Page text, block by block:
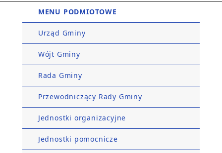
MENU PODMIOTOWE
Urząd Gminy
Wójt Gminy
Rada Gminy
Przewodniczący Rady Gminy
Jednostki organizacyjne
Jednostki pomocnicze